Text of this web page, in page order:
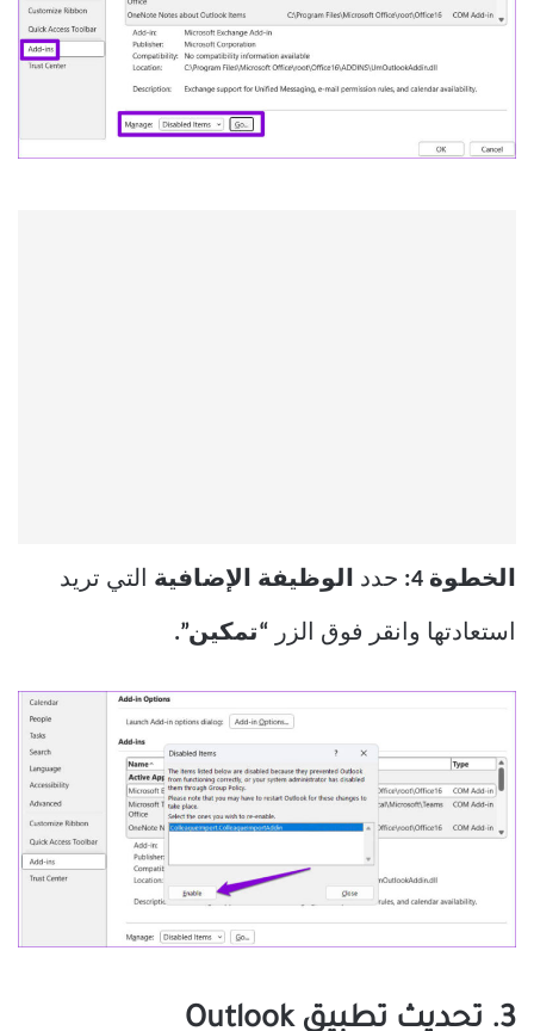
الخطوة 4: حدد الوظيفة الإضافية التي تريد
استعادتها وانقر فوق الزر “تمكين”.
3. تحديث تطبيق Outlook